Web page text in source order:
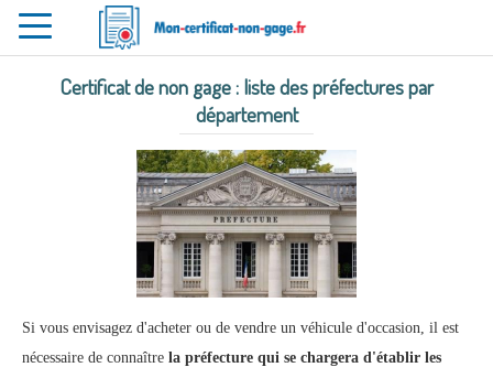
Toggle
navigation
Certificat de non gage : liste des préfectures par
département
Si vous envisagez d'acheter ou de vendre un véhicule d'occasion, il est
nécessaire de connaître la préfecture qui se chargera d'établir les